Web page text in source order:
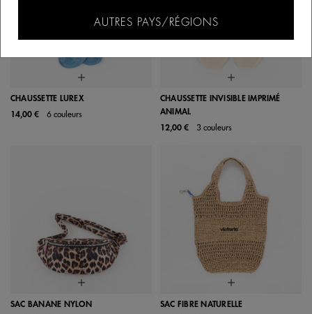
CHAUSSETTE LUREX
14,00 €
6 couleurs
CHAUSSETTE INVISIBLE IMPRIMÉ
ANIMAL
12,00 €
3 couleurs
SAC BANANE NYLON
SAC FIBRE NATURELLE
AUTRES PAYS/RÉGIONS